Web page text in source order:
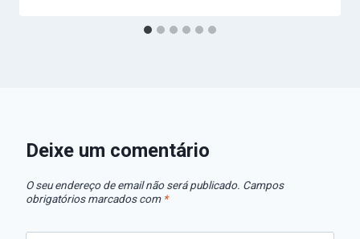
Deixe um comentário
O seu endereço de email não será publicado. Campos
obrigatórios marcados com *